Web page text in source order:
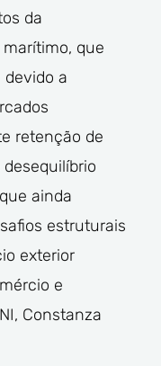
da
que
a
retenção de
ainda
estruturais
exterior
e
Constanza